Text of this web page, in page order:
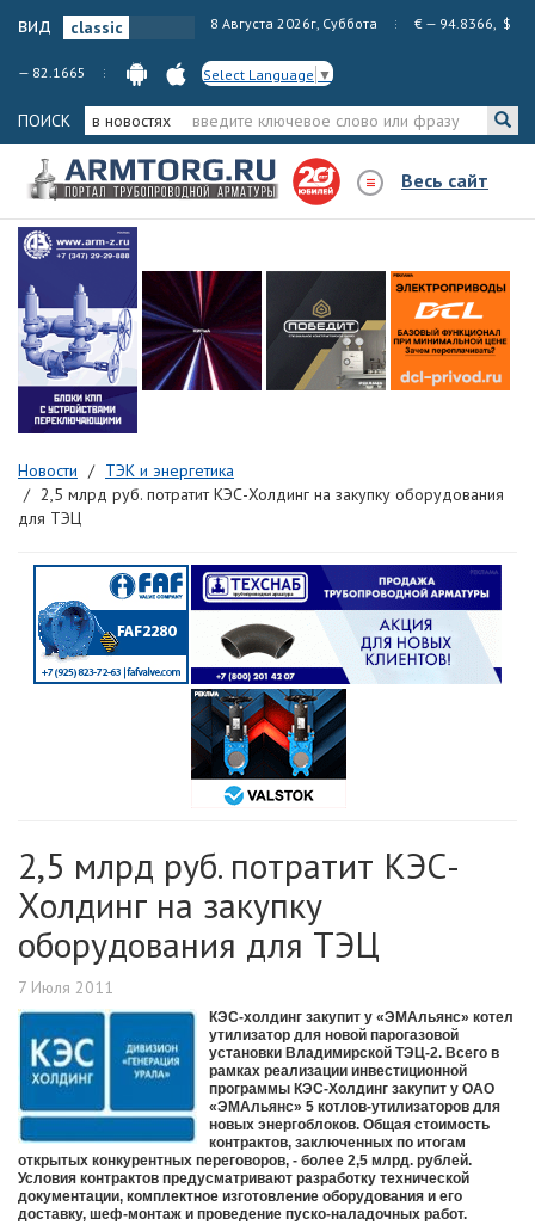
вид 8 Августа 2026г, Суббота € — 94.8366, $
— 82.1665 Select Language ▼
ПОИСК в новостях
Весь сайт
Новости
ТЭК и энергетика
2,5 млрд руб. потратит КЭС-Холдинг на закупку оборудования
для ТЭЦ
2,5 млрд руб. потратит КЭС-
Холдинг на закупку
оборудования для ТЭЦ
7 Июля 2011
КЭС-холдинг закупит у «ЭМАльянс» котел
утилизатор для новой парогазовой
установки Владимирской ТЭЦ-2. Всего в
рамках реализации инвестиционной
программы КЭС-Холдинг закупит у ОАО
«ЭМАльянс» 5 котлов-утилизаторов для
новых энергоблоков. Общая стоимость
контрактов, заключенных по итогам
открытых конкурентных переговоров, - более 2,5 млрд. рублей.
Условия контрактов предусматривают разработку технической
документации, комплектное изготовление оборудования и его
доставку, шеф-монтаж и проведение пуско-наладочных работ.